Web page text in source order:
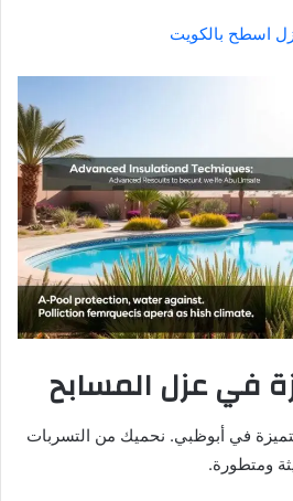
اسطح بالكويت
في عزل المسابح
في أبوظبي. نحميك من التسربات
ومتطورة.